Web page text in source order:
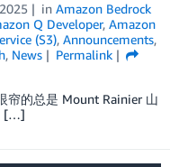
in Amazon Bedrock
Q Developer, Amazon
(S3), Announcements,
, News
Permalink
帘的总是 Mount Rainier 山
[…]